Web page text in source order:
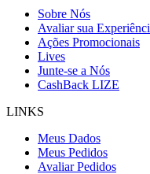
Sobre Nós
Avaliar sua
Ações Promocionais
Lives
Junte-se a Nós
CashBack LIZE
LINKS
Meus Dados
Meus Pedidos
Avaliar Pedidos